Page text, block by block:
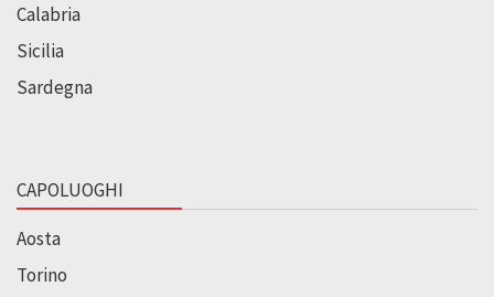
Calabria
Sicilia
Sardegna
CAPOLUOGHI
Aosta
Torino